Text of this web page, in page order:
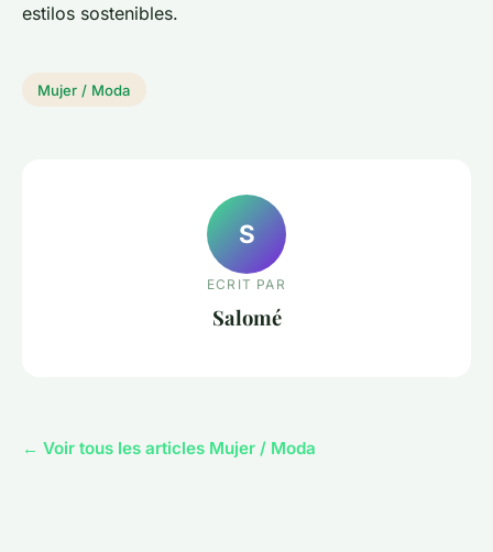
estilos sostenibles.
Mujer / Moda
S
ECRIT PAR
Salomé
← Voir tous les articles Mujer / Moda